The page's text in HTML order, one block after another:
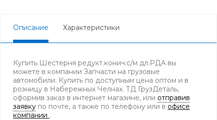
Описание Характеристики
Купить Шестерня редукт.конич.с/м дл.РДА вы
можете в компании Запчасти на грузовые
автомобили. Купить по доступным цена оптом и в
розницу в Набережных Челнах. ТД ГрузДеталь,
оформив заказ в интернет магазине, или отправив
заявку по почте, а также по телефону или в офисе
компании .